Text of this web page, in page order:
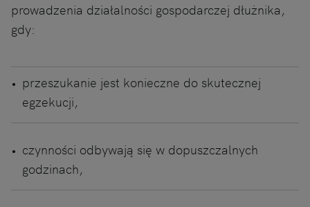
prowadzenia działalności gospodarczej dłużnika,
gdy:
przeszukanie jest konieczne do skutecznej
egzekucji,
czynności odbywają się w dopuszczalnych
godzinach,